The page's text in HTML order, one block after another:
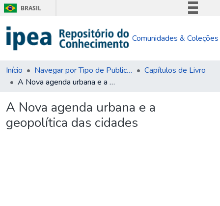
BRASIL
Comunica BR
Acesso à informação
Comunidades & Coleções
Início Navegar por Tipo de Publicação
Capítulos de Livro
A Nova agenda urbana e a geopolítica das cidades
A Nova agenda urbana e a
geopolítica das cidades